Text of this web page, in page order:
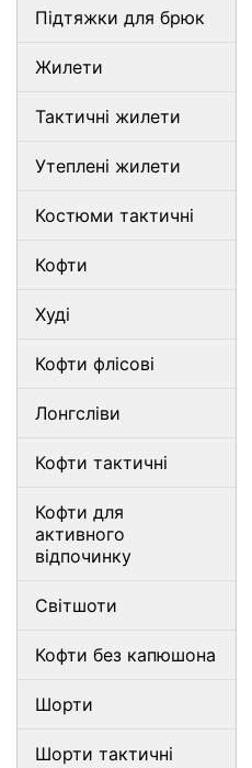
Підтяжки для брюк
Жилети
Тактичні жилети
Утеплені жилети
Костюми тактичні
Кофти
Худі
Кофти флісові
Лонгсліви
Кофти тактичні
Кофти для
активного
відпочинку
Світшоти
Кофти без капюшона
Шорти
Шорти тактичні